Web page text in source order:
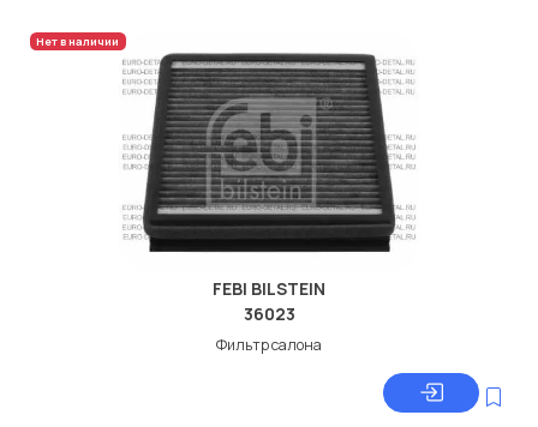
Нет в наличии
FEBI BILSTEIN
36023
Фильтр салона